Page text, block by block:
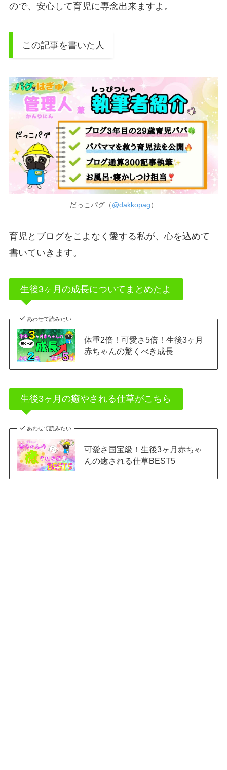
ので、安心して育児に専念出来ますよ。
この記事を書いた人
だっこパグ（@dakkopag）
育児とブログをこよなく愛する私が、心を込めて
書いていきます。
生後3ヶ月の成長についてまとめたよ
あわせて読みたい
体重2倍！可愛さ5倍！生後3ヶ月
赤ちゃんの驚くべき成長
生後3ヶ月の癒やされる仕草がこちら
あわせて読みたい
可愛さ国宝級！生後3ヶ月赤ちゃ
んの癒される仕草BEST5